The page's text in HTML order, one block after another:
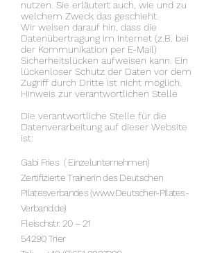
nutzen. Sie erläutert auch, wie und zu
welchem Zweck das geschieht.
Wir weisen darauf hin, dass die
Datenübertragung im Internet (z.B. bei
der Kommunikation per E-Mail)
Sicherheitslücken aufweisen kann. Ein
lückenloser Schutz der Daten vor dem
Zugriff durch Dritte ist nicht möglich.
Hinweis zur verantwortlichen Stelle
Die verantwortliche Stelle für die
Datenverarbeitung auf dieser Website
ist:
Gabi Fries ( Einzelunternehmen)
Zertifizierte Trainerin des Deutschen
Pilatesverbandes (www.Deutscher-Pilates-
Verband.de)
Fleischstr. 20 – 21
54290 Trier